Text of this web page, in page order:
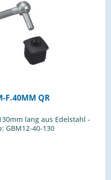
F.40MM QR
lang aus Edelstahl -
GBM12-40-130